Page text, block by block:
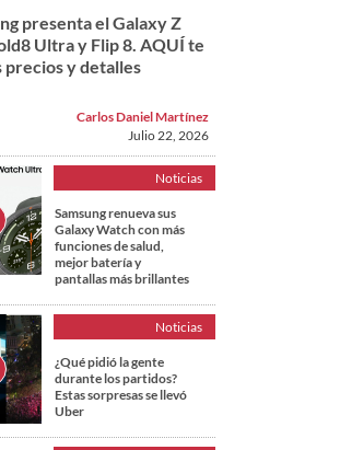
presenta el Galaxy Z
Ultra y Flip 8. AQUÍ te
precios y detalles
Carlos Daniel Martínez
Julio 22, 2026
Noticias
Samsung renueva sus
Galaxy Watch con más
funciones de salud,
mejor batería y
pantallas más brillantes
Noticias
¿Qué pidió la gente
durante los partidos?
Estas sorpresas se llevó
Uber